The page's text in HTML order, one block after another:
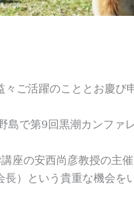
ご活躍のこととお慶び
で第9回黒潮カンファ
座の安西尚彦教授の主
）という貴重な機会を